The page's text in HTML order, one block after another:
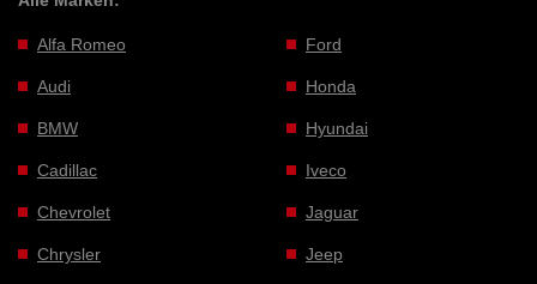
Alfa Romeo
Audi
BMW
Cadillac
Chevrolet
Chrysler
Ford
Honda
Hyundai
Iveco
Jaguar
Jeep